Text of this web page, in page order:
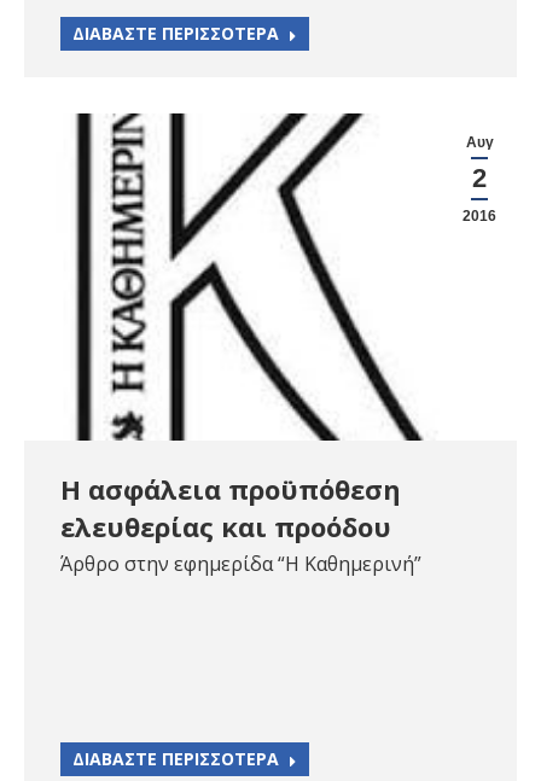
ΔΙΑΒΑΣΤΕ ΠΕΡΙΣΣΟΤΕΡΑ
Αυγ
2
2016
Η ασφάλεια προϋπόθεση
ελευθερίας και προόδου
Άρθρο στην εφημερίδα “Η Καθημερινή”
ΔΙΑΒΑΣΤΕ ΠΕΡΙΣΣΟΤΕΡΑ